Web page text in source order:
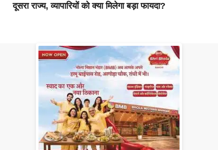
दूसरा राज्य, व्यापारियों को क्या मिलेगा बड़ा फायदा?